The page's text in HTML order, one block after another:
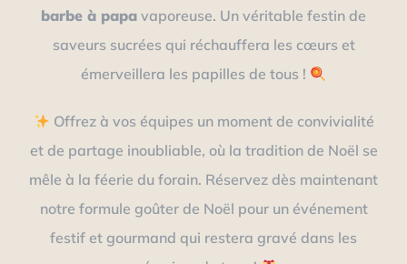
barbe à papa vaporeuse. Un véritable festin de
saveurs sucrées qui réchauffera les cœurs et
émerveillera les papilles de tous !
Offrez à vos équipes un moment de convivialité
et de partage inoubliable, où la tradition de Noël se
mêle à la féerie du forain. Réservez dès maintenant
notre formule goûter de Noël pour un événement
festif et gourmand qui restera gravé dans les